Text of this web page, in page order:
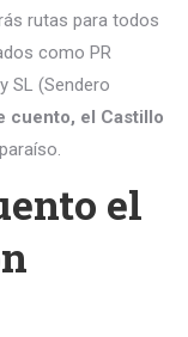
rutas para todos
como PR
SL (Sendero
cuento, el Castillo
el